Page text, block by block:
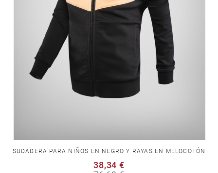
SUDADERA PARA NIÑOS EN NEGRO Y RAYAS EN MELOCOTÓN
38,34 €